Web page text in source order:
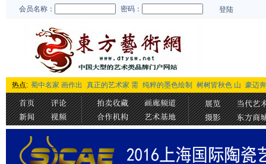
会员名称： 密码： 登陆
热点: 蜀中名家 画作出 真正的艺术家 需 纯粹的墨色绘制 树树皆秋色 山 豪迈